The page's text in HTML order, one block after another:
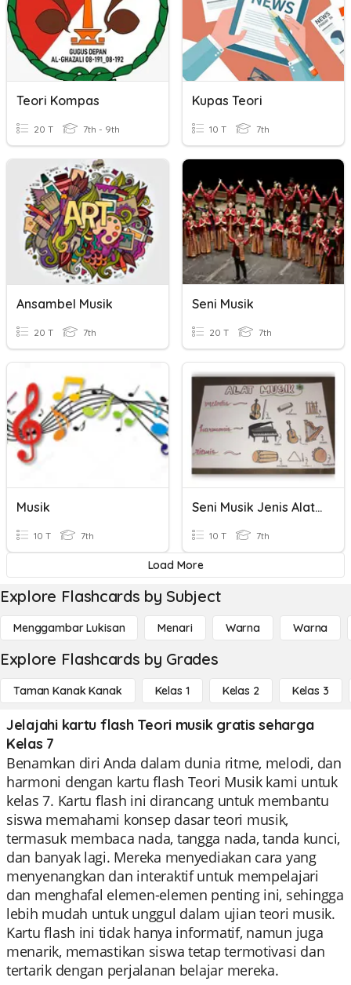
Teori Kompas
20 T 7th - 9th
Kupas Teori
10 T 7th
Ansambel Musik
20 T 7th
Seni Musik
20 T 7th
Musik
10 T 7th
Seni Musik Jenis Alat Musik
10 T 7th
Load More
Explore Flashcards by Subject
Menggambar Lukisan Menari Warna Warna
Explore Flashcards by Grades
Taman Kanak Kanak Kelas 1 Kelas 2 Kelas 3
Jelajahi kartu flash Teori musik gratis seharga
Kelas 7
Benamkan diri Anda dalam dunia ritme, melodi, dan
harmoni dengan kartu flash Teori Musik kami untuk
kelas 7. Kartu flash ini dirancang untuk membantu
siswa memahami konsep dasar teori musik,
termasuk membaca nada, tangga nada, tanda kunci,
dan banyak lagi. Mereka menyediakan cara yang
menyenangkan dan interaktif untuk mempelajari
dan menghafal elemen-elemen penting ini, sehingga
lebih mudah untuk unggul dalam ujian teori musik.
Kartu flash ini tidak hanya informatif, namun juga
menarik, memastikan siswa tetap termotivasi dan
tertarik dengan perjalanan belajar mereka.